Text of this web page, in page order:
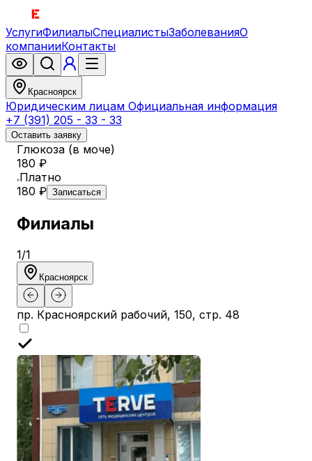
УслугиФилиалыСпециалистыЗаболеванияО
компанииКонтакты
Красноярск
Юридическим лицам Официальная информация
+7 (391) 205 - 33 - 33
Оставить заявку
Глюкоза (в моче)
180 ₽
Платно
180 ₽ Записаться
Филиалы
1/1
Красноярск
пр. Красноярский рабочий, 150, стр. 48